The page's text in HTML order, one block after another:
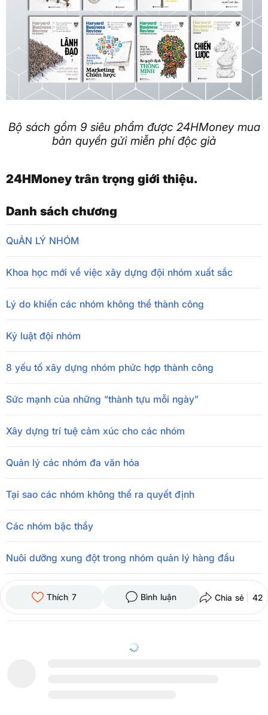
Bộ sách gồm 9 siêu phẩm được 24HMoney mua
bản quyền gửi miễn phí độc giả
24HMoney trân trọng giới thiệu.
Danh sách chương
QuẢN LÝ NHÓM
Khoa học mới về việc xây dựng đội nhóm xuất sắc
Lý do khiến các nhóm không thể thành công
Kỷ luật đội nhóm
8 yếu tố xây dựng nhóm phức hợp thành công
Sức mạnh của những “thành tựu mỗi ngày”
Xây dựng trí tuệ cảm xúc cho các nhóm
Quản lý các nhóm đa văn hóa
Tại sao các nhóm không thể ra quyết định
Các nhóm bậc thầy
Nuôi dưỡng xung đột trong nhóm quản lý hàng đầu
Thích 7 Bình luận Chia sẻ 42